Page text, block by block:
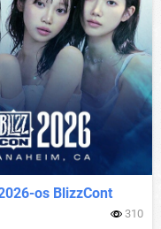
os BlizzCont
310